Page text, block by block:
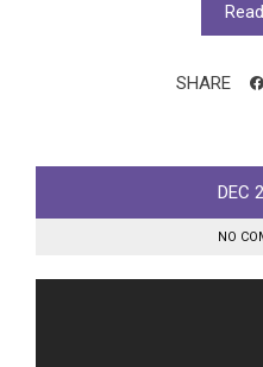
SHARE
DEC
NO